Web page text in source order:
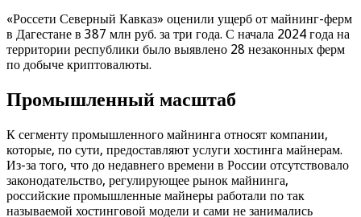
«Россети Северный Кавказ» оценили ущерб от майнинг-ферм
в Дагестане в 387 млн руб. за три года. С начала 2024 года на
территории республики было выявлено 28 незаконных ферм
по добыче криптовалюты.
Промышленный масштаб
К сегменту промышленного майнинга относят компании,
которые, по сути, предоставляют услуги хостинга майнерам.
Из-за того, что до недавнего времени в России отсутствовало
законодательство, регулирующее рынок майнинга,
российские промышленные майнеры работали по так
называемой хостинговой модели и сами не занимались